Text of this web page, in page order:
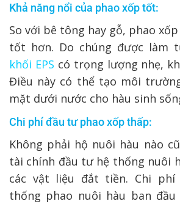
Khả năng nổi của phao xốp tốt:
So với bê tông hay gỗ, phao
tốt hơn. Do chúng được làm
khối EPS có trọng lượng nhẹ,
Điều này có thể tạo môi
mặt dưới nước cho hàu sinh
Chi phí đầu tư phao xốp thấp:
Không phải hộ nuôi hàu nào
tài chính đầu tư hệ thống nuôi
các vật liệu đắt tiền. Chi
thống phao nuôi hàu ban đầu